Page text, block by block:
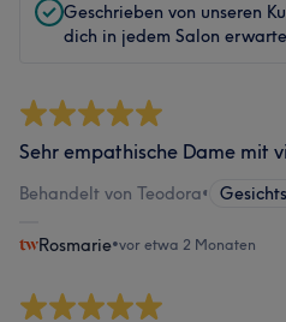
Geschrieben von unseren
dich in jedem Salon
Sehr empathische Dame mit
Behandelt von Teodora•
Rosmarie•vor etwa 2 Monaten